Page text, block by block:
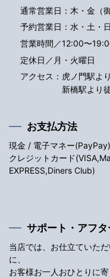
通常営業日：木・金（
予約営業日：水・土・
営業時間／12:00〜
定休日／月・火曜日
アクセス： 虎ノ門駅よ
新橋駅より
お支払方法
現金 / 電子マネー(PayPay)
クレジットカード
EXPRESS,Diners Club)
サポート・アフ
当店では、お仕立ていた
に、
お客様お一人おひとりに